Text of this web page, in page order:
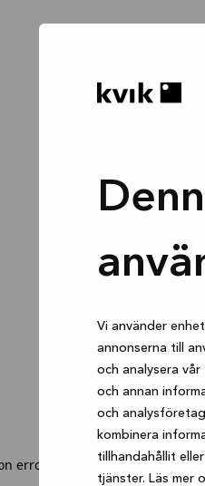
Vi använder
annonserna till
och analysera
och annan
och
kombinera
tillhandahållit
tjänster. Läs mer
error: a client-side exception